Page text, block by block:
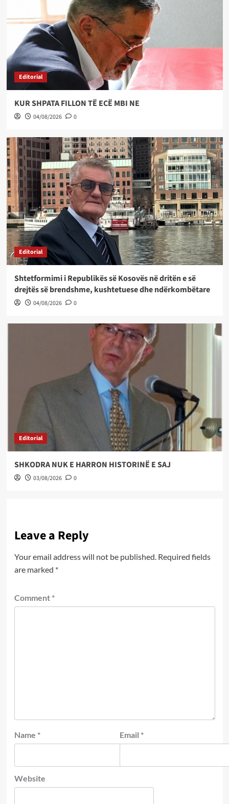
Editorial
KUR SHPATA FILLON TË ECË MBI NE
04/08/2026 0
Editorial
Shtetformimi i Republikës së Kosovës në dritën e së
drejtës së brendshme, kushtetuese dhe ndërkombëtare
04/08/2026 0
Editorial
SHKODRA NUK E HARRON HISTORINË E SAJ
03/08/2026 0
Leave a Reply
Your email address will not be published. Required fields
are marked *
Comment *
Name * Email *
Website